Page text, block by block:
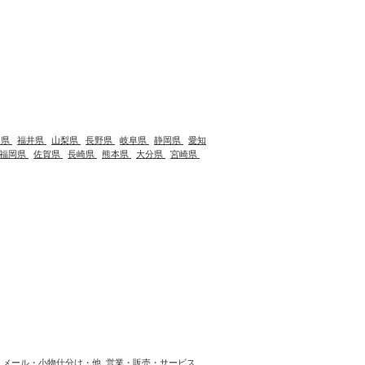
福井県 山梨県 長野県 岐阜県 静岡県
愛知
福岡県
佐賀県 長崎県 熊本県 大分県 宮崎県
メール・小物仕分け・他 営業・販売・サービス